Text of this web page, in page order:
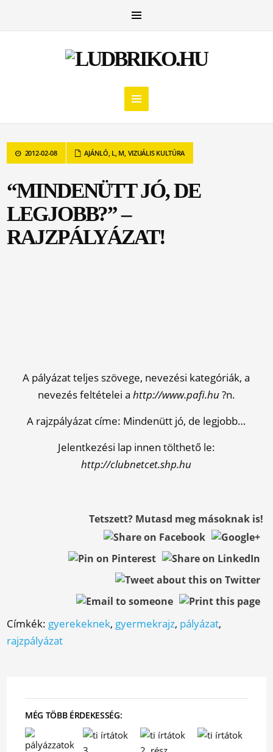
2012-02-08 AJÁNLÓ, L, M, VIZUÁLIS KULTÚRA
“MINDENÜTT JÓ, DE
LEGJOBB?” –
RAJZPÁLYÁZAT!
A pályázat teljes szövege, nevezési kategóriák, a
nevezés feltételei a http://www.pafi.hu?n.
A rajzpályázat címe: Mindenütt jó, de legjobb…
Jelentkezési lap innen tölthető le:
http://clubnetcet.shp.hu
Tetszett? Mutasd meg másoknak is!
Címkék: gyerekeknek, gyermekrajz, pályázat,
rajzpályázat
MÉG TÖBB ÉRDEKESSÉG: